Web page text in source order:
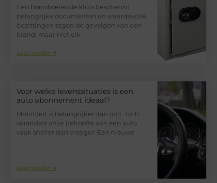
Een brandwerende kluis beschermt
belangrijke documenten en waardevolle
bezittingen tegen de gevolgen van een
brand, maar niet elk
Lees verder ➜
Voor welke levenssituaties is een
auto abonnement ideaal?
Mobiliteit is belangrijker dan ooit. Toch
verandert onze behoefte aan een auto
vaak sneller dan vroeger. Een nieuwe
Lees verder ➜